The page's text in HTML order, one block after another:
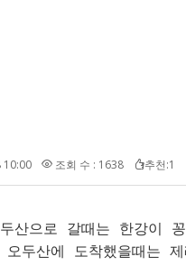
10:00 조회 수 : 1638 추천:1
으로 갈때는 한강이 꽁
두산에 도착했을때는